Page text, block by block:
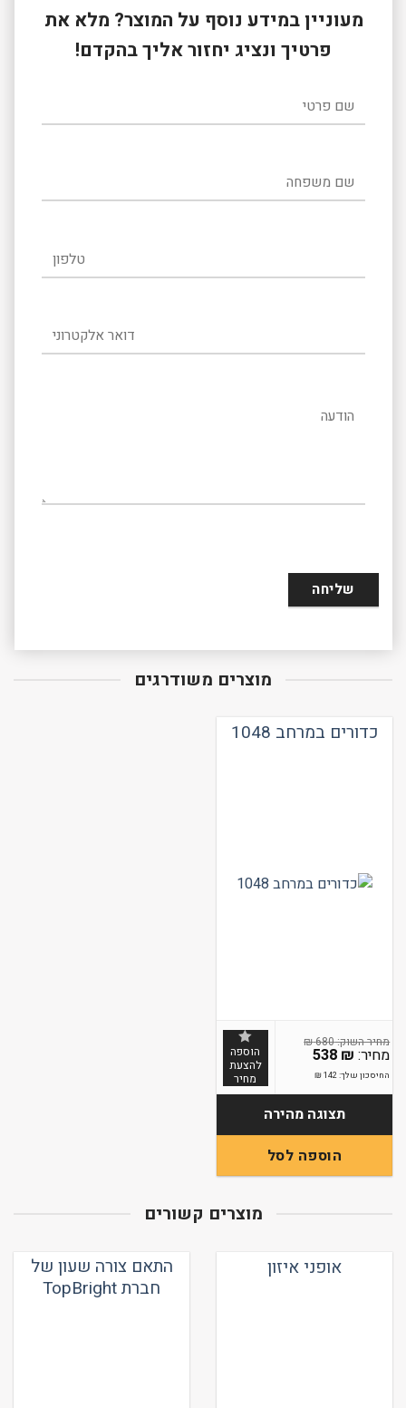
מעוניין במידע נוסף על המוצר? מלא את
פרטיך ונציג יחזור אליך בהקדם!
שם פרטי
שם משפחה
מוצרים משודרגים
כדורים במרחב 1048
680
₪
538 ₪
החיסכון שלך:142
₪
הוספה
להצעת
מחיר
תצוגה מהירה
הוספה לסל
מוצרים קשורים
אופני איזון
התאם צורה שעון של
חברת TopBright